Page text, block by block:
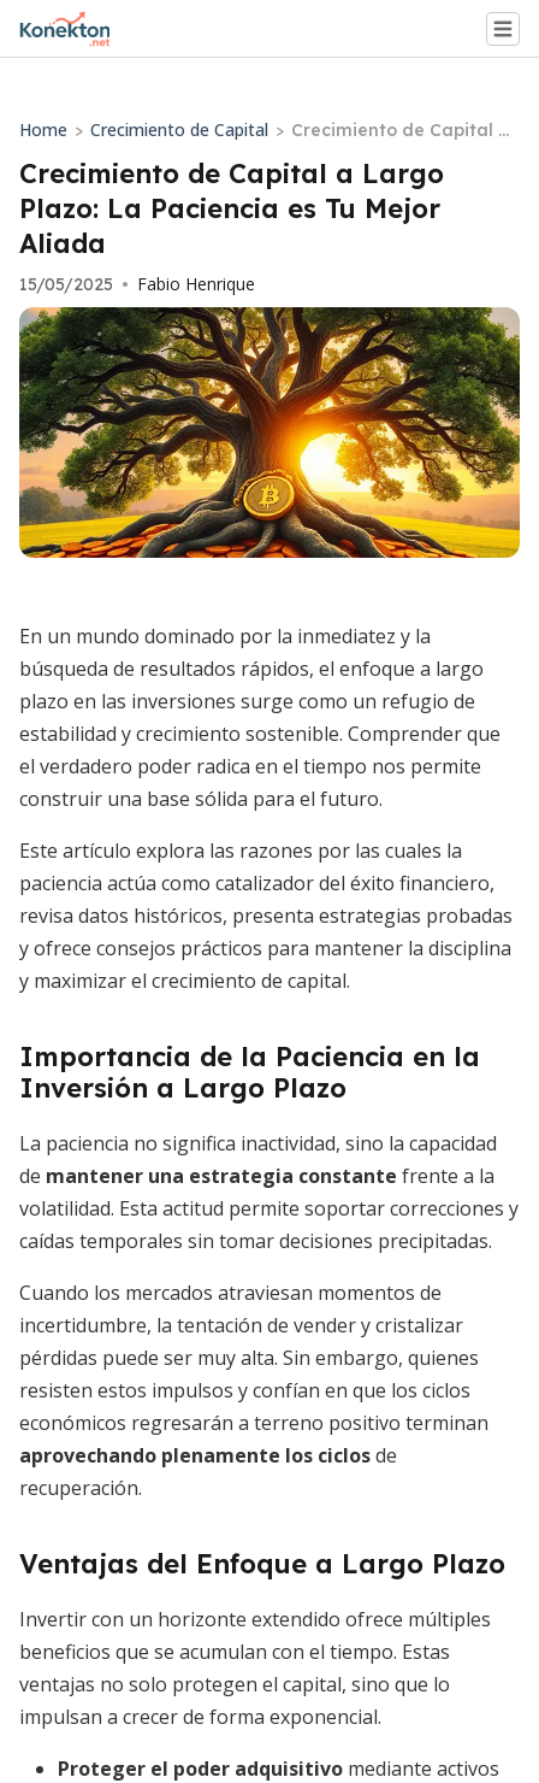
Home > Crecimiento de Capital > Crecimiento de Capital a
Largo Plazo: La Paciencia
es Tu Mejor Aliada
Crecimiento de Capital a Largo
Plazo: La Paciencia es Tu Mejor
Aliada
15/05/2025 • Fabio Henrique
En un mundo dominado por la inmediatez y la
búsqueda de resultados rápidos, el enfoque a largo
plazo en las inversiones surge como un refugio de
estabilidad y crecimiento sostenible. Comprender que
el verdadero poder radica en el tiempo nos permite
construir una base sólida para el futuro.
Este artículo explora las razones por las cuales la
paciencia actúa como catalizador del éxito financiero,
revisa datos históricos, presenta estrategias probadas
y ofrece consejos prácticos para mantener la disciplina
y maximizar el crecimiento de capital.
Importancia de la Paciencia en la
Inversión a Largo Plazo
La paciencia no significa inactividad, sino la capacidad
de mantener una estrategia constante frente a la
volatilidad. Esta actitud permite soportar correcciones y
caídas temporales sin tomar decisiones precipitadas.
Cuando los mercados atraviesan momentos de
incertidumbre, la tentación de vender y cristalizar
pérdidas puede ser muy alta. Sin embargo, quienes
resisten estos impulsos y confían en que los ciclos
económicos regresarán a terreno positivo terminan
aprovechando plenamente los ciclosde
recuperación.
Ventajas del Enfoque a Largo Plazo
Invertir con un horizonte extendido ofrece múltiples
beneficios que se acumulan con el tiempo. Estas
ventajas no solo protegen el capital, sino que lo
impulsan a crecer de forma exponencial.
Proteger el poder adquisitivo mediante activos